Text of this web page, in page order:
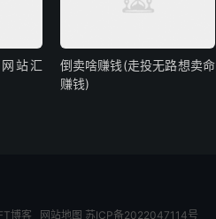
站汇
倒卖啥赚钱(走投无路想卖命
赚钱)
博客 网站地图 苏ICP备2022047114号